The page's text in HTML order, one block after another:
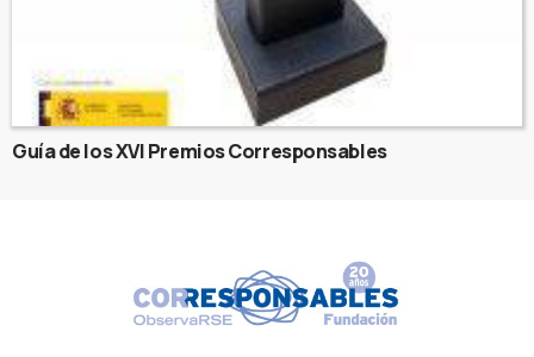
Guía de los XVI Premios Corresponsables